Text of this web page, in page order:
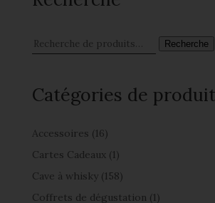
Recherche
Catégories de
Accessoires (16)
Cartes Cadeaux (1)
Cave à whisky (158)
Coffrets de dégustation (1)